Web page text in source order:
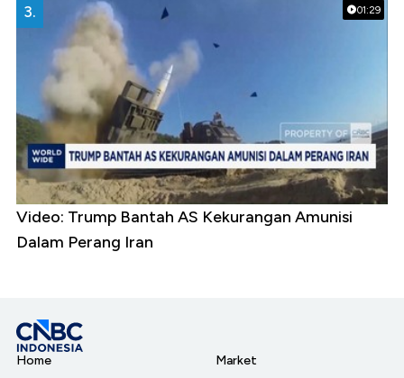
01:29
3.
Video: Trump Bantah AS Kekurangan Amunisi
Dalam Perang Iran
Home
Market